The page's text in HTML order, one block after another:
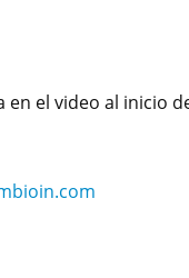
en el video al inicio